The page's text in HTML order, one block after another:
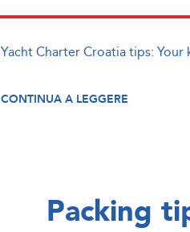
Yacht Charter Croatia tips: Your
CONTINUA A LEGGERE
Packing